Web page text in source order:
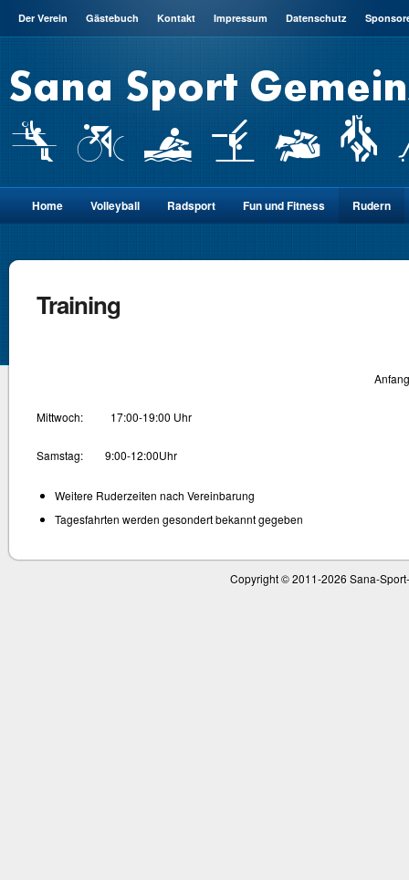
Der Verein Gästebuch Kontakt Impressum Datenschutz
Home Volleyball Radsport Fun und Fitness Rudern
Training
Mittwoch: 17:00-19:00 Uhr
Samstag: 9:00-12:00Uhr
Weitere Ruderzeiten nach Vereinbarung
Tagesfahrten werden gesondert bekannt gegeben
Copyright © 2011-2026 Sana-